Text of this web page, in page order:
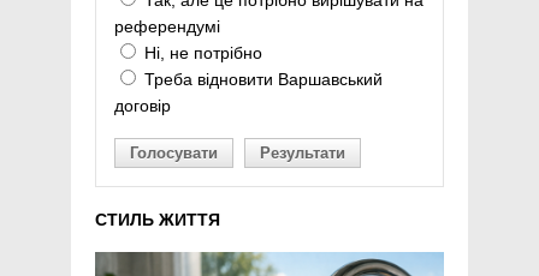
референдумі
Ні, не потрібно
Треба відновити Варшавський
договір
Голосувати Результати
СТИЛЬ ЖИТТЯ